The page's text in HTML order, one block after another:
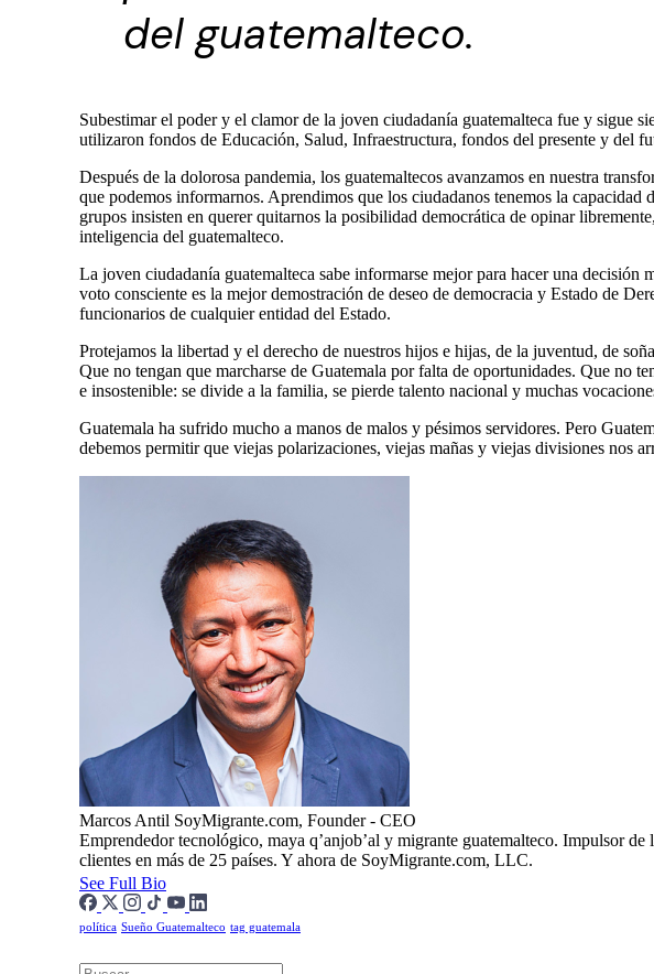
del guatemalteco.
Subestimar el poder y el clamor de la joven ciudadanía guatemalteca fue y sigue
utilizaron fondos de Educación, Salud, Infraestructura, fondos del presente y del
Después de la dolorosa pandemia, los guatemaltecos avanzamos en nuestra
que podemos informarnos. Aprendimos que los ciudadanos tenemos la
grupos insisten en querer quitarnos la posibilidad democrática de opinar
inteligencia del guatemalteco.
La joven ciudadanía guatemalteca sabe informarse mejor para hacer una
voto consciente es la mejor demostración de deseo de democracia y Estado de
funcionarios de cualquier entidad del Estado.
Protejamos la libertad y el derecho de nuestros hijos e hijas, de la juventud, de
Que no tengan que marcharse de Guatemala por falta de oportunidades. Que no
e insostenible: se divide a la familia, se pierde talento nacional y muchas
Guatemala ha sufrido mucho a manos de malos y pésimos servidores. Pero
debemos permitir que viejas polarizaciones, viejas mañas y viejas divisiones nos
Marcos Antil SoyMigrante.com, Founder - CEO
Emprendedor tecnológico, maya q’anjob’al y migrante guatemalteco. Impulsor
clientes en más de 25 países. Y ahora de SoyMigrante.com, LLC.
See Full Bio
política Sueño Guatemalteco tag guatemala